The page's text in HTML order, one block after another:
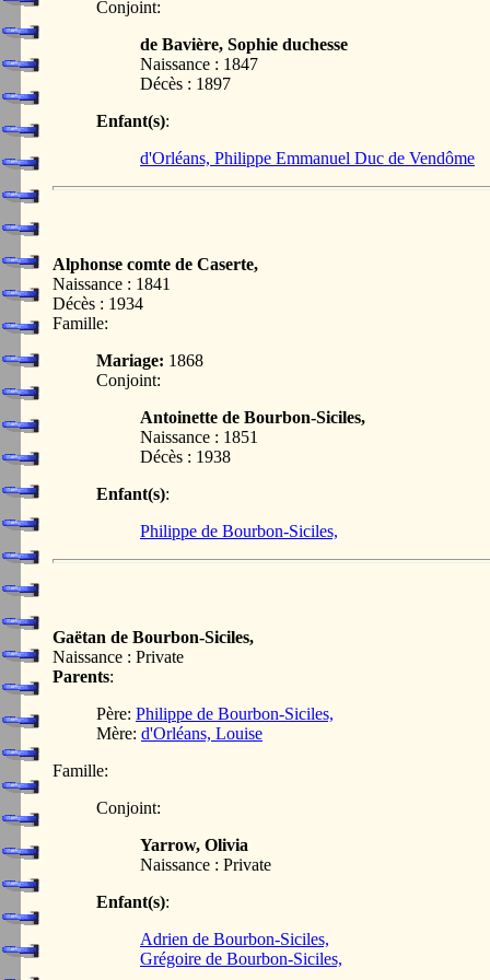
Conjoint:
de Bavière, Sophie duchesse
Naissance : 1847
Décès : 1897
Enfant(s):
d'Orléans, Philippe Emmanuel Duc de Vendôme
Alphonse comte de Caserte,
Naissance : 1841
Décès : 1934
Famille:
Mariage: 1868
Conjoint:
Antoinette de Bourbon-Siciles,
Naissance : 1851
Décès : 1938
Enfant(s):
Philippe de Bourbon-Siciles,
Gaëtan de Bourbon-Siciles,
Naissance : Private
Parents:
Père: Philippe de Bourbon-Siciles,
Mère: d'Orléans, Louise
Famille:
Conjoint:
Yarrow, Olivia
Naissance : Private
Enfant(s):
Adrien de Bourbon-Siciles,
Grégoire de Bourbon-Siciles,